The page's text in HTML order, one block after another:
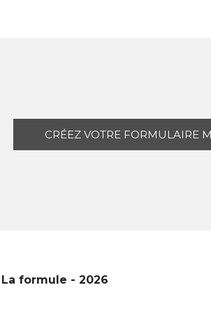
CRÉEZ VOTRE FORMULAIRE
La formule - 2026